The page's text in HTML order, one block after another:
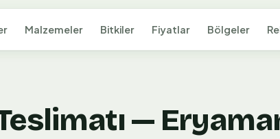
Malzemeler Bitkiler Fiyatlar Bölgeler
—